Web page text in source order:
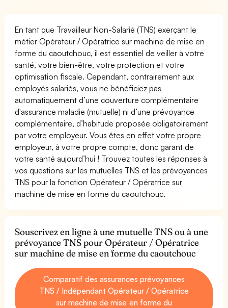
En tant que Travailleur Non-Salarié (TNS) exerçant le
métier Opérateur / Opératrice sur machine de mise en
forme du caoutchouc, il est essentiel de veiller à votre
santé, votre bien-être, votre protection et votre
optimisation fiscale. Cependant, contrairement aux
employés salariés, vous ne bénéficiez pas
automatiquement d’une couverture complémentaire
d'assurance maladie (mutuelle) ni d’une prévoyance
complémentaire, d’habitude proposée obligatoirement
par votre employeur. Vous êtes en effet votre propre
employeur, à votre propre compte, donc garant de
votre santé aujourd’hui ! Trouvez toutes les réponses à
vos questions sur les mutuelles TNS et les prévoyances
TNS pour la fonction Opérateur / Opératrice sur
machine de mise en forme du caoutchouc.
Souscrivez en ligne à une mutuelle TNS ou à une
prévoyance TNS pour Opérateur / Opératrice
sur machine de mise en forme du caoutchouc
Comparatif des assurances prévoyances
TNS / Indépendant Opérateur / Opératrice
sur machine de mise en forme du